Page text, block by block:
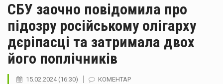
СБУ заочно повідомила про
підозру російському олігарху
дєріпасці та затримала двох
його поплічників
15.02.2024 (16:30) КОМЕНТАР